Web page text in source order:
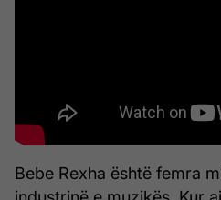
Bebe Rexha është femra